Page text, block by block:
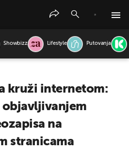
Showbizz Lifestyle Putovanja
kruži internetom:
na
stranicama